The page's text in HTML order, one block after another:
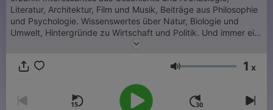
Literatur, Architektur, Film und Musik, Beiträge aus Philosophie
und Psychologie. Wissenswertes über Natur, Biologie und
Umwelt, Hintergründe zu Wirtschaft und Politik. Und immer ein
Glasnoća 1 x